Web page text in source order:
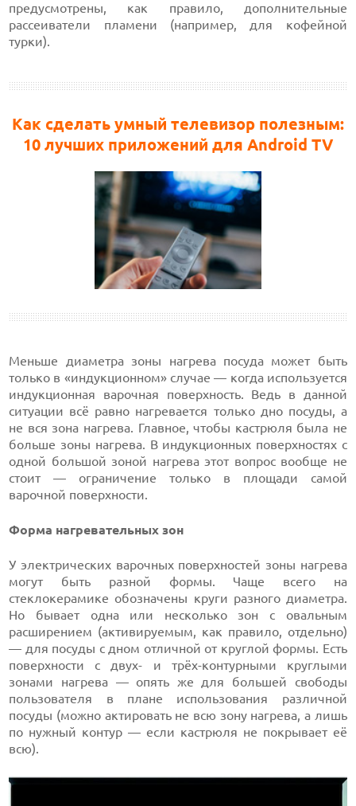
предусмотрены, как правило, дополнительные
рассеиватели пламени (например, для кофейной
турки).
Как сделать умный телевизор полезным:
10 лучших приложений для Android TV
Меньше диаметра зоны нагрева посуда может быть
только в «индукционном» случае — когда используется
индукционная варочная поверхность. Ведь в данной
ситуации всё равно нагревается только дно посуды, а
не вся зона нагрева. Главное, чтобы кастрюля была не
больше зоны нагрева. В индукционных поверхностях с
одной большой зоной нагрева этот вопрос вообще не
стоит — ограничение только в площади самой
варочной поверхности.
Форма нагревательных зон
У электрических варочных поверхностей зоны нагрева
могут быть разной формы. Чаще всего на
стеклокерамике обозначены круги разного диаметра.
Но бывает одна или несколько зон с овальным
расширением (активируемым, как правило, отдельно)
— для посуды с дном отличной от круглой формы. Есть
поверхности с двух- и трёх-контурными круглыми
зонами нагрева — опять же для большей свободы
пользователя в плане использования различной
посуды (можно актировать не всю зону нагрева, а лишь
по нужный контур — если кастрюля не покрывает её
всю).